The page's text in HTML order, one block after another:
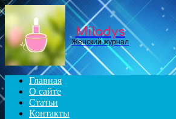
Menu
Miladys
Женский журнал
Главная
О сайте
Статьи
Контакты